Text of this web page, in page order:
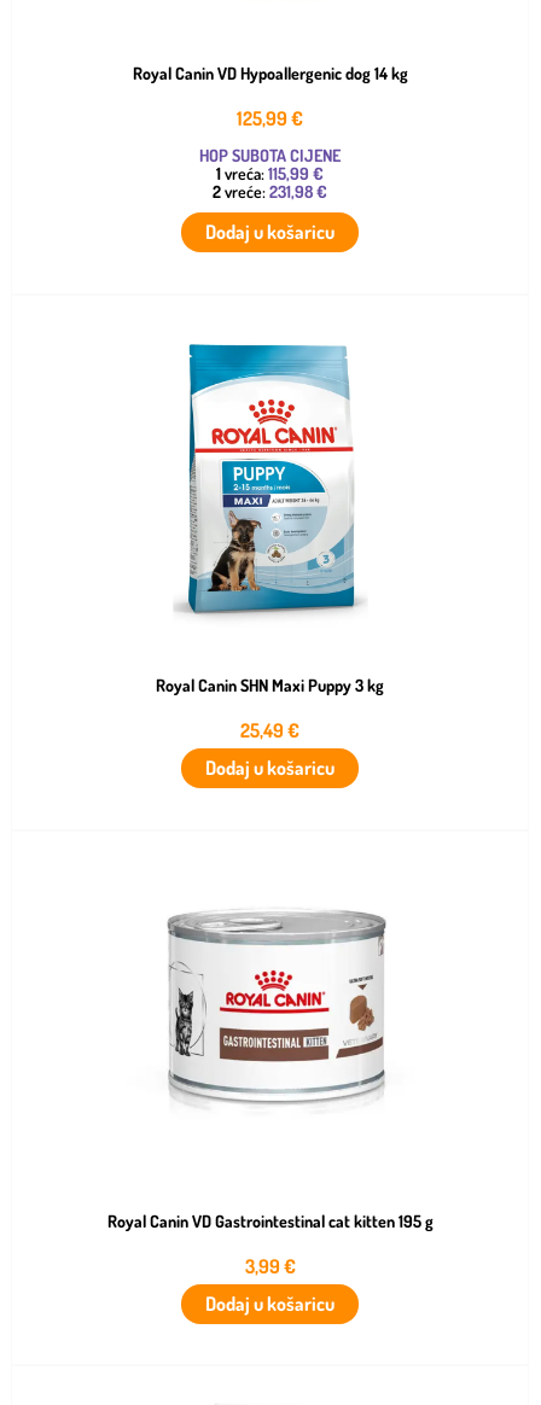
Royal Canin VD Hypoallergenic dog 14 kg
125,99€
HOP SUBOTA CIJENE
1vreća:115,99 €
2vreće:231,98 €
Dodaj u košaricu
Royal Canin SHN Maxi Puppy 3 kg
25,49€
Dodaj u košaricu
Royal Canin VD Gastrointestinal cat kitten 195 g
3,99€
Dodaj u košaricu